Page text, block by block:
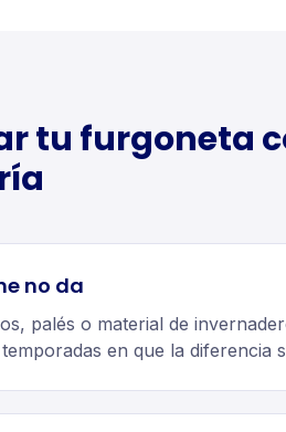
tu furgoneta
no da
palés o material de
en que la diferencia